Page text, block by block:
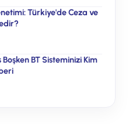
Türkiye'de Ceza ve
BT Sisteminizi Kim